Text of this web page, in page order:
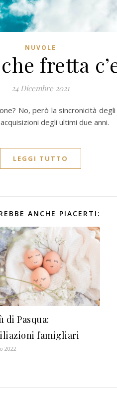
NUVOLE
fretta
24 Dicembre 2021
No, però la sincronicità
degli ultimi due anni.
LEGGI TUTTO
ANCHE PIACERTI:
di Pasqua:
famigliari
2022